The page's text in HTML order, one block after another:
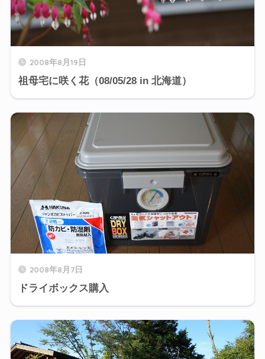
2008年8月19日
祖母宅に咲く花（08/05/28 in 北海道）
2008年8月7日
ドライボックス購入